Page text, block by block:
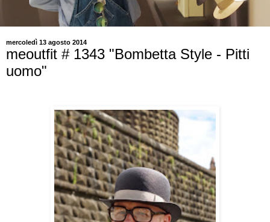
mercoledì 13 agosto 2014
meoutfit # 1343 "Bombetta Style - Pitti
uomo"